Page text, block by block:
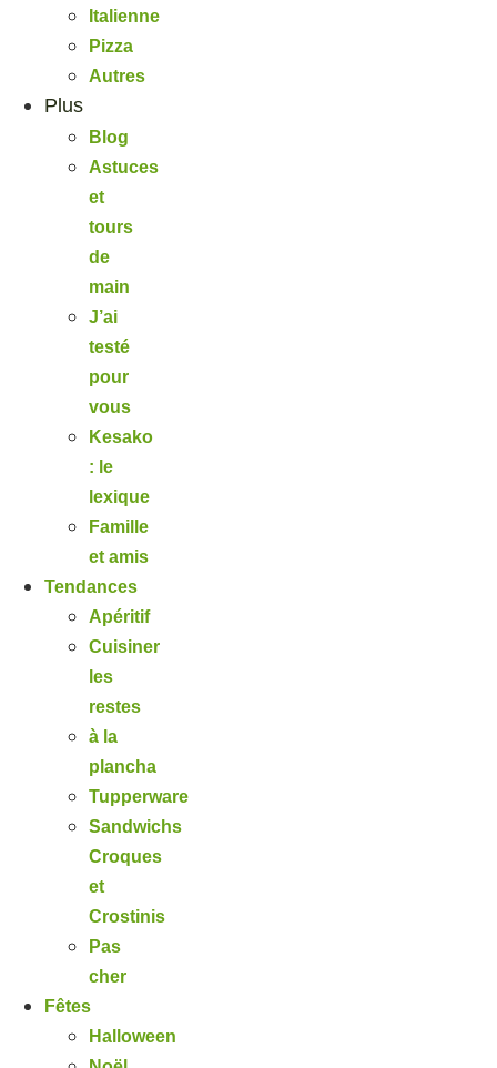
Italienne
Pizza
Autres
Plus
Blog
Astuces
et
tours
de
main
J’ai
testé
pour
vous
Kesako
: le
lexique
Famille
et amis
Tendances
Apéritif
Cuisiner
les
restes
à la
plancha
Tupperware
Sandwichs
Croques
et
Crostinis
Pas
cher
Fêtes
Halloween